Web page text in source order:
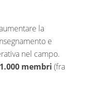
la
e
nel campo.
1.000 membri (fra